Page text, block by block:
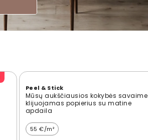
Peel & Stick
Mūsų aukščiausios kokybės savaime
klijuojamas popierius su matine
apdaila
55 €/m²